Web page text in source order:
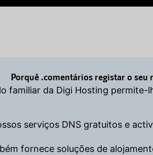
Porquê .comentários registar o
familiar da Digi Hosting
serviços DNS gratuitos e
fornece soluções de